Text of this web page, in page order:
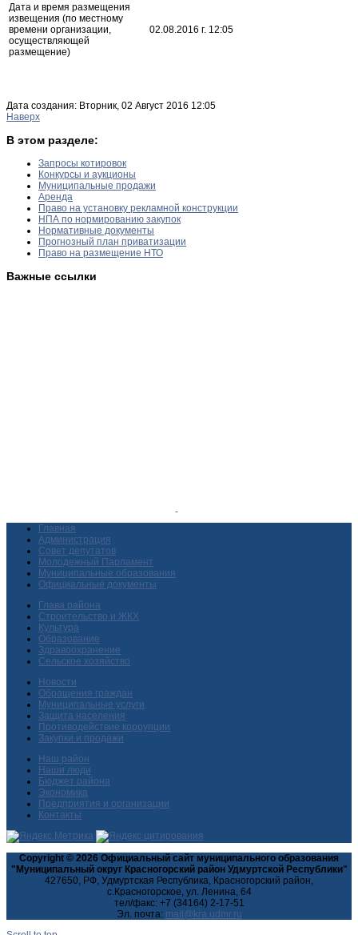
Дата и время размещения
извещения (по местному
времени организации,
осуществляющей
размещение)
02.08.2016 г. 12:05
Дата создания: Вторник, 02 Август 2016 12:05
Наверх
В этом разделе:
Запросы котировок
Конкурсы и аукционы
Муниципальные продажи
Аренда
Право на установку рекламной конструкции
НПА по нормированию закупок
Нормативные документы
Прогнозный план приватизации
Право на размещение НТО
Важные ссылки
Главная
Администрация
Совет депутатов
Молодежный Парламент
Муниципальные образования
Официальные документы
Глава района
Строительство и ЖКХ
Культура
Образование
Здравоохранение
Сельское хозяйство
Новости
Обращения граждан
Муниципальные услуги
Защита населения
Противодействие коррупции
Закупки и продажи
Наш район
Наши люди
Бюджет района
Экономика
Предприятия и организации
Контакты
Copyright © 2026 Официальный сайт муниципального образования
"Муниципальный округ Красногорский район Удмуртской Республики"
427650, РФ, Удмуртская Республика, Красногорский район,
с.Красногорское, ул. Ленина, 64
тел/факс: +7 (34164) 2-17-51
Эл. почта: